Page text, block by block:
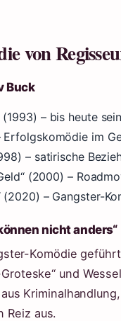
von
Buck
(1993) – bis heute
Erfolgskomödie im
– satirische
(2000) –
(2020) – Gangster-
nicht anders“
Komödie
und
Reiz aus.